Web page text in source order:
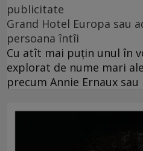
publicitate
Grand Hotel Europa sau
persoana întîi
Cu atît mai puțin unul în
explorat de nume mari
precum Annie Ernaux sau